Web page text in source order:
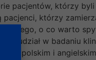
pacjentów, którzy byli
którzy
tego, o co warto
udział w badaniu
polskim i